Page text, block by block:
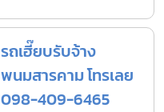
รถเฮี๊ยบรับจ้าง
พนมสารคาม โทรเลย
098-409-6465